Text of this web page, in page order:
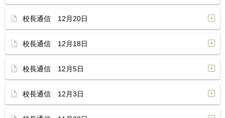
校長通信 12月20日
校長通信 12月18日
校長通信 12月5日
校長通信 12月3日